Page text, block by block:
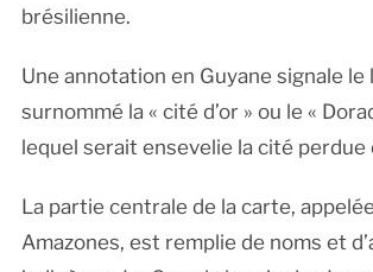
brésilienne.
Une annotation en Guyane signale le
surnommé la « cité d’or » ou le «
lequel serait ensevelie la cité perdue
La partie centrale de la carte,
Amazones, est remplie de noms et